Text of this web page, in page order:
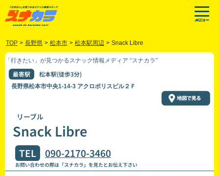
TOP > 長野県 > 松本市 > 松本駅周辺 > Snack Libre
「行きたい」が見つかるスナック情報メディア “スナカラ”
最寄駅 松本駅(徒歩3分)
長野県松本市中央1-14-3 アクロポリスビル２Ｆ
リーブル
Snack Libre
TEL 090-2170-3460
お問い合わせの際は「スナカラ」を見たとお伝え下さい